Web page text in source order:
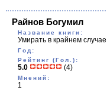
Райнов Богумил
Название книги:
Умирать в крайнем случае
Год:
Рейтинг (Гол.):
5.0 (4)
Мнений:
1